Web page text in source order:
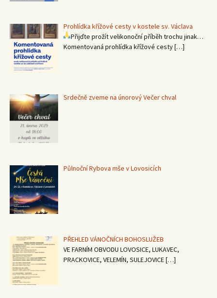
Prohlídka křížové cesty v kostele sv. Václava
Přijďte prožít velikonoční příběh trochu jinak…
Komentovaná prohlídka křížové cesty[…]
Srdečně zveme na únorový Večer chval
Půlnoční Rybova mše v Lovosicích
PŘEHLED VÁNOČNÍCH BOHOSLUŽEB
VE FARNÍM OBVODU LOVOSICE, LUKAVEC,
PRACKOVICE, VELEMÍN, SULEJOVICE[…]